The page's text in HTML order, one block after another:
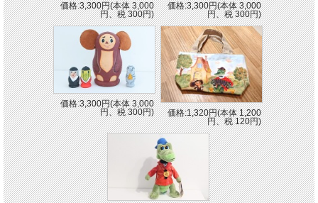
価格:3,300円(本体 3,000
円、税 300円)
価格:3,300円(本体 3,000
円、税 300円)
価格:3,300円(本体 3,000
円、税 300円)
価格:1,320円(本体 1,200
円、税 120円)